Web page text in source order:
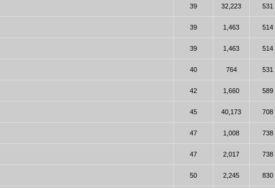
39 32,223 531
39 1,463 514
39 1,463 514
40 764 531
42 1,660 589
45 40,173 708
47 1,008 738
47 2,017 738
50 2,245 830